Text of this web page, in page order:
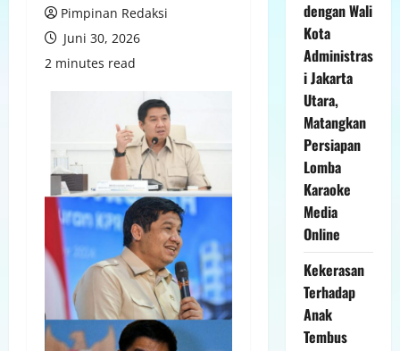
Pimpinan Redaksi
Juni 30, 2026
2 minutes read
dengan Wali
Kota
Administras
i Jakarta
Utara,
Matangkan
Persiapan
Lomba
Karaoke
Media
Online
Kekerasan
Terhadap
Anak
Tembus